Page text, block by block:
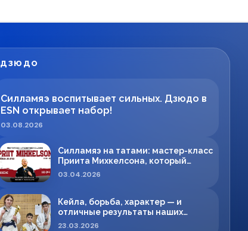
ДЗЮДО
Силламяэ воспитывает сильных. Дзюдо в
ESN открывает набор!
03.08.2026
Силламяэ на татами: мастер-класс
Приита Михкелсона, который
меняет правила игры в регионе
03.04.2026
Кейла, борьба, характер — и
отличные результаты наших
спортсменов!
23.03.2026